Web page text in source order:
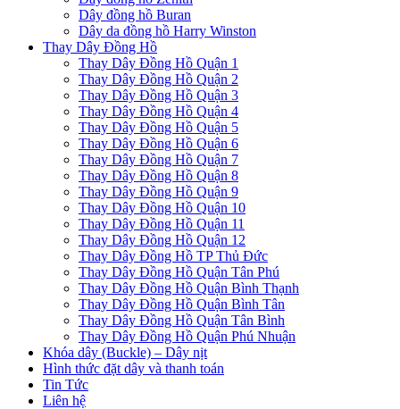
Dây đồng hồ Buran
Dây da đồng hồ Harry Winston
Thay Dây Đồng Hồ
Thay Dây Đồng Hồ Quận 1
Thay Dây Đồng Hồ Quận 2
Thay Dây Đồng Hồ Quận 3
Thay Dây Đồng Hồ Quận 4
Thay Dây Đồng Hồ Quận 5
Thay Dây Đồng Hồ Quận 6
Thay Dây Đồng Hồ Quận 7
Thay Dây Đồng Hồ Quận 8
Thay Dây Đồng Hồ Quận 9
Thay Dây Đồng Hồ Quận 10
Thay Dây Đồng Hồ Quận 11
Thay Dây Đồng Hồ Quận 12
Thay Dây Đồng Hồ TP Thủ Đức
Thay Dây Đồng Hồ Quận Tân Phú
Thay Dây Đồng Hồ Quận Bình Thạnh
Thay Dây Đồng Hồ Quận Bình Tân
Thay Dây Đồng Hồ Quận Tân Bình
Thay Dây Đồng Hồ Quận Phú Nhuận
Khóa dây (Buckle) – Dây nịt
Hình thức đặt dây và thanh toán
Tin Tức
Liên hệ